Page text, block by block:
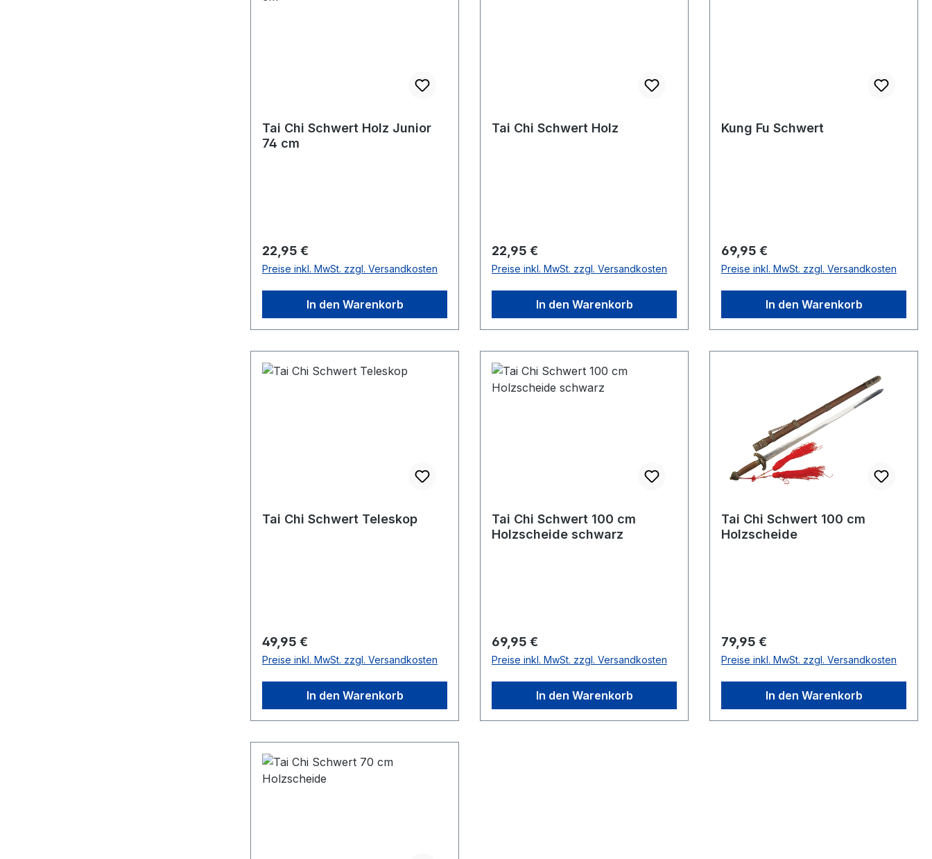
Tai Chi Schwert Holz Junior
74 cm
Regulärer Preis:
22,95 €
Preise inkl. MwSt. zzgl. Versandkosten
In den Warenkorb
Tai Chi Schwert Holz
Regulärer Preis:
22,95 €
Preise inkl. MwSt. zzgl. Versandkosten
In den Warenkorb
Kung Fu Schwert
Regulärer Preis:
69,95 €
Preise inkl. MwSt. zzgl. Versandkosten
In den Warenkorb
Tai Chi Schwert Teleskop
Regulärer Preis:
49,95 €
Preise inkl. MwSt. zzgl. Versandkosten
In den Warenkorb
Tai Chi Schwert 100 cm
Holzscheide schwarz
Regulärer Preis:
69,95 €
Preise inkl. MwSt. zzgl. Versandkosten
In den Warenkorb
Tai Chi Schwert 100 cm
Holzscheide
Regulärer Preis:
79,95 €
Preise inkl. MwSt. zzgl. Versandkosten
In den Warenkorb